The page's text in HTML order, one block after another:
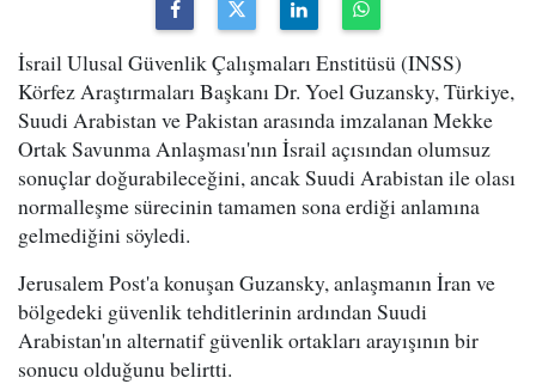
İsrail Ulusal Güvenlik Çalışmaları Enstitüsü (INSS)
Körfez Araştırmaları Başkanı Dr. Yoel Guzansky, Türkiye,
Suudi Arabistan ve Pakistan arasında imzalanan Mekke
Ortak Savunma Anlaşması'nın İsrail açısından olumsuz
sonuçlar doğurabileceğini, ancak Suudi Arabistan ile olası
normalleşme sürecinin tamamen sona erdiği anlamına
gelmediğini söyledi.
Jerusalem Post'a konuşan Guzansky, anlaşmanın İran ve
bölgedeki güvenlik tehditlerinin ardından Suudi
Arabistan'ın alternatif güvenlik ortakları arayışının bir
sonucu olduğunu belirtti.